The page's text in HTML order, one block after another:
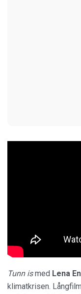
Tunn ismed Lena
klimatkrisen.